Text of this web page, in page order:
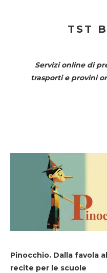
TST
Servizi online di
trasporti e provini
Pinocchio. Dalla favola
recite per le scuole